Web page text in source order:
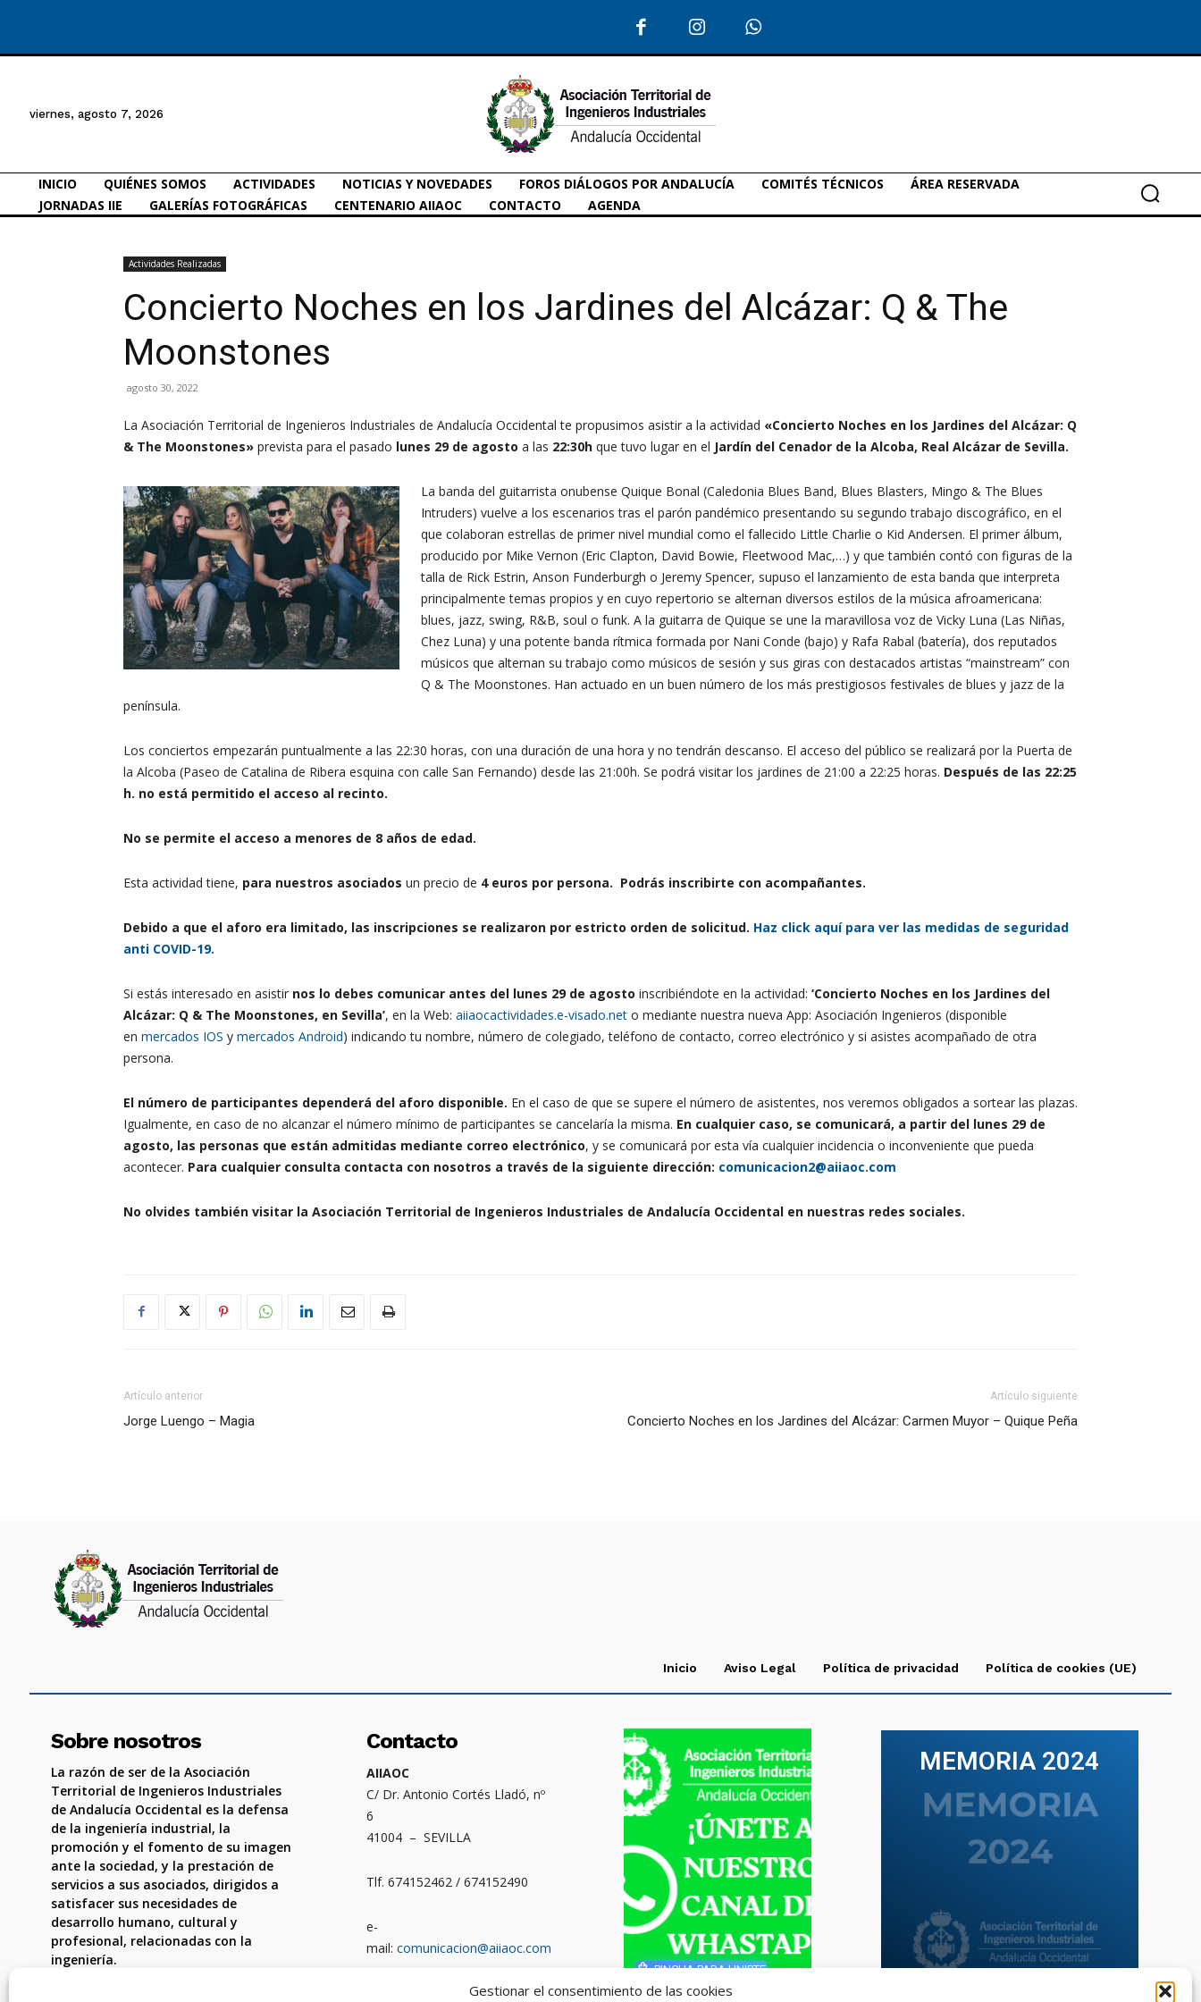
Gestionar el consentimiento de las cookies
viernes, agosto 7, 2026
INICIO QUIÉNES SOMOS ACTIVIDADES NOTICIAS Y NOVEDADES FOROS DIÁLOGOS POR ANDALUCÍA COMITÉS TÉCNICOS
ÁREA RESERVADA
JORNADAS IIE
GALERÍAS FOTOGRÁFICAS CENTENARIO AIIAOC CONTACTO AGENDA
Actividades Realizadas
Concierto Noches en los Jardines del Alcázar: Q & The
Moonstones
agosto 30, 2022
La Asociación Territorial de Ingenieros Industriales de Andalucía Occidental te propusimos asistir a la actividad «Concierto Noches en los Jardines del Alcázar: Q
& The Moonstones» prevista para el pasado lunes 29 de agosto a las 22:30h que tuvo lugar en el Jardín del Cenador de la Alcoba, Real Alcázar de Sevilla.
La banda del guitarrista onubense Quique Bonal (Caledonia Blues Band, Blues Blasters, Mingo & The Blues
Intruders) vuelve a los escenarios tras el parón pandémico presentando su segundo trabajo discográfico, en el
que colaboran estrellas de primer nivel mundial como el fallecido Little Charlie o Kid Andersen. El primer álbum,
producido por Mike Vernon (Eric Clapton, David Bowie, Fleetwood Mac,…) y que también contó con figuras de la
talla de Rick Estrin, Anson Funderburgh o Jeremy Spencer, supuso el lanzamiento de esta banda que interpreta
principalmente temas propios y en cuyo repertorio se alternan diversos estilos de la música afroamericana:
blues, jazz, swing, R&B, soul o funk. A la guitarra de Quique se une la maravillosa voz de Vicky Luna (Las Niñas,
Chez Luna) y una potente banda rítmica formada por Nani Conde (bajo) y Rafa Rabal (batería), dos reputados
músicos que alternan su trabajo como músicos de sesión y sus giras con destacados artistas “mainstream” con
Q & The Moonstones. Han actuado en un buen número de los más prestigiosos festivales de blues y jazz de la
península.
Los conciertos empezarán puntualmente a las 22:30 horas, con una duración de una hora y no tendrán descanso. El acceso del público se realizará por la Puerta de
la Alcoba (Paseo de Catalina de Ribera esquina con calle San Fernando) desde las 21:00h. Se podrá visitar los jardines de 21:00 a 22:25 horas. Después de las 22:25
h. no está permitido el acceso al recinto.
No se permite el acceso a menores de 8 años de edad.
Esta actividad tiene, para nuestros asociados un precio de 4 euros por persona. Podrás inscribirte con acompañantes.
Debido a que el aforo era limitado, las inscripciones se realizaron por estricto orden de solicitud. Haz click aquí para ver las medidas de seguridad
anti COVID-19.
Si estás interesado en asistir nos lo debes comunicar antes del lunes 29 de agosto inscribiéndote en la actividad: ‘Concierto Noches en los Jardines del
Alcázar: Q & The Moonstones, en Sevilla’, en la Web: aiiaocactividades.e-visado.net o mediante nuestra nueva App: Asociación Ingenieros (disponible
en mercados IOS y mercados Android) indicando tu nombre, número de colegiado, teléfono de contacto, correo electrónico y si asistes acompañado de otra
persona.
El número de participantes dependerá del aforo disponible. En el caso de que se supere el número de asistentes, nos veremos obligados a sortear las plazas.
Igualmente, en caso de no alcanzar el número mínimo de participantes se cancelaría la misma. En cualquier caso, se comunicará, a partir del lunes 29 de
agosto, las personas que están admitidas mediante correo electrónico, y se comunicará por esta vía cualquier incidencia o inconveniente que pueda
acontecer. Para cualquier consulta contacta con nosotros a través de la siguiente dirección: comunicacion2@aiiaoc.com
No olvides también visitar la Asociación Territorial de Ingenieros Industriales de Andalucía Occidental en nuestras redes sociales.
Artículo anterior
Jorge Luengo – Magia
Artículo siguiente
Concierto Noches en los Jardines del Alcázar: Carmen Muyor – Quique Peña
Inicio Aviso Legal Política de privacidad Política de cookies (UE)
Sobre nosotros
La razón de ser de la Asociación
Territorial de Ingenieros Industriales
de Andalucía Occidental es la defensa
de la ingeniería industrial, la
promoción y el fomento de su imagen
ante la sociedad, y la prestación de
servicios a sus asociados, dirigidos a
satisfacer sus necesidades de
desarrollo humano, cultural y
profesional, relacionadas con la
ingeniería.
Contacto
AIIAOC
C/ Dr. Antonio Cortés Lladó, nº
6
41004 – SEVILLA
Tlf. 674152462 / 674152490
e-
mail:comunicacion@aiiaoc.com
Ámbito territorial: Cádiz,
PINCHA PARA UNIRTE
MEMORIA 2024